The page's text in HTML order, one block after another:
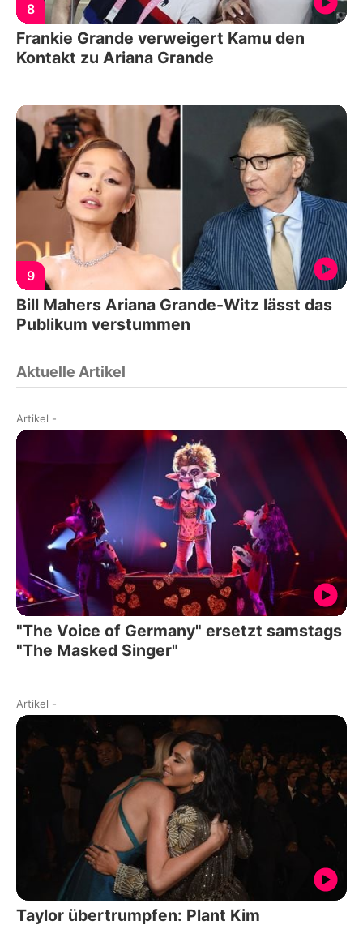
8
Frankie Grande verweigert Kamu den
Kontakt zu Ariana Grande
9
Bill Mahers Ariana Grande-Witz lässt das
Publikum verstummen
Aktuelle Artikel
Artikel -
"The Voice of Germany" ersetzt samstags
"The Masked Singer"
Artikel -
Taylor übertrumpfen: Plant Kim